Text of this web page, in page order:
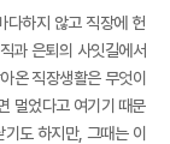
다하지 않고 직장에 헌
과 은퇴의 사잇길에서
온 직장생활은 무엇이
멀었다고 여기기 때문
도 하지만, 그때는 이